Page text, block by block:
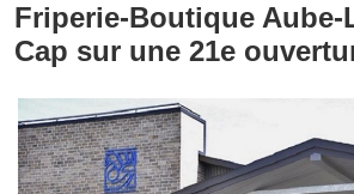
Friperie-Boutique Aube-
Cap sur une 21e